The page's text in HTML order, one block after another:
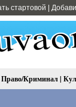
стартовой
Право/Криминал|